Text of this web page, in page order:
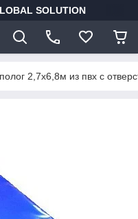
SOLUTION
2,7х6,8м из пвх с